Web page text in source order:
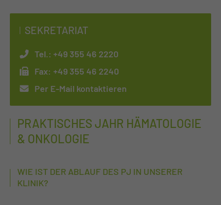
SEKRETARIAT
Tel.: +49 355 46 2220
Fax: +49 355 46 2240
Per E-Mail kontaktieren
PRAKTISCHES JAHR HÄMATOLOGIE
& ONKOLOGIE
WIE IST DER ABLAUF DES PJ IN UNSERER
KLINIK?